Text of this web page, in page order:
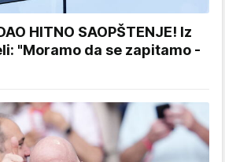
HITNO SAOPŠTENJE! Iz
"Moramo da se zapitamo -